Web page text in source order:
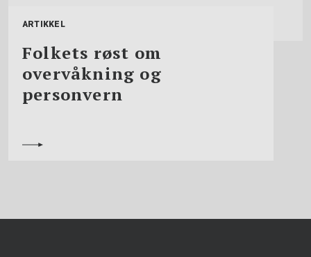
ARTIKKEL
Folkets røst om
overvåkning og
personvern